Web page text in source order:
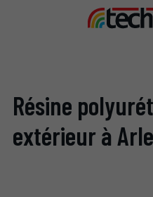
Résine
extérieur à